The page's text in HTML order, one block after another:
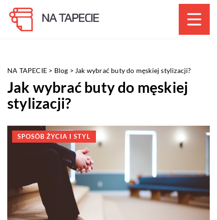
NA TAPECIE > Blog > Jak wybrać buty do męskiej stylizacji?
Jak wybrać buty do męskiej
stylizacji?
SPOSÓB ŻYCIA I STYL